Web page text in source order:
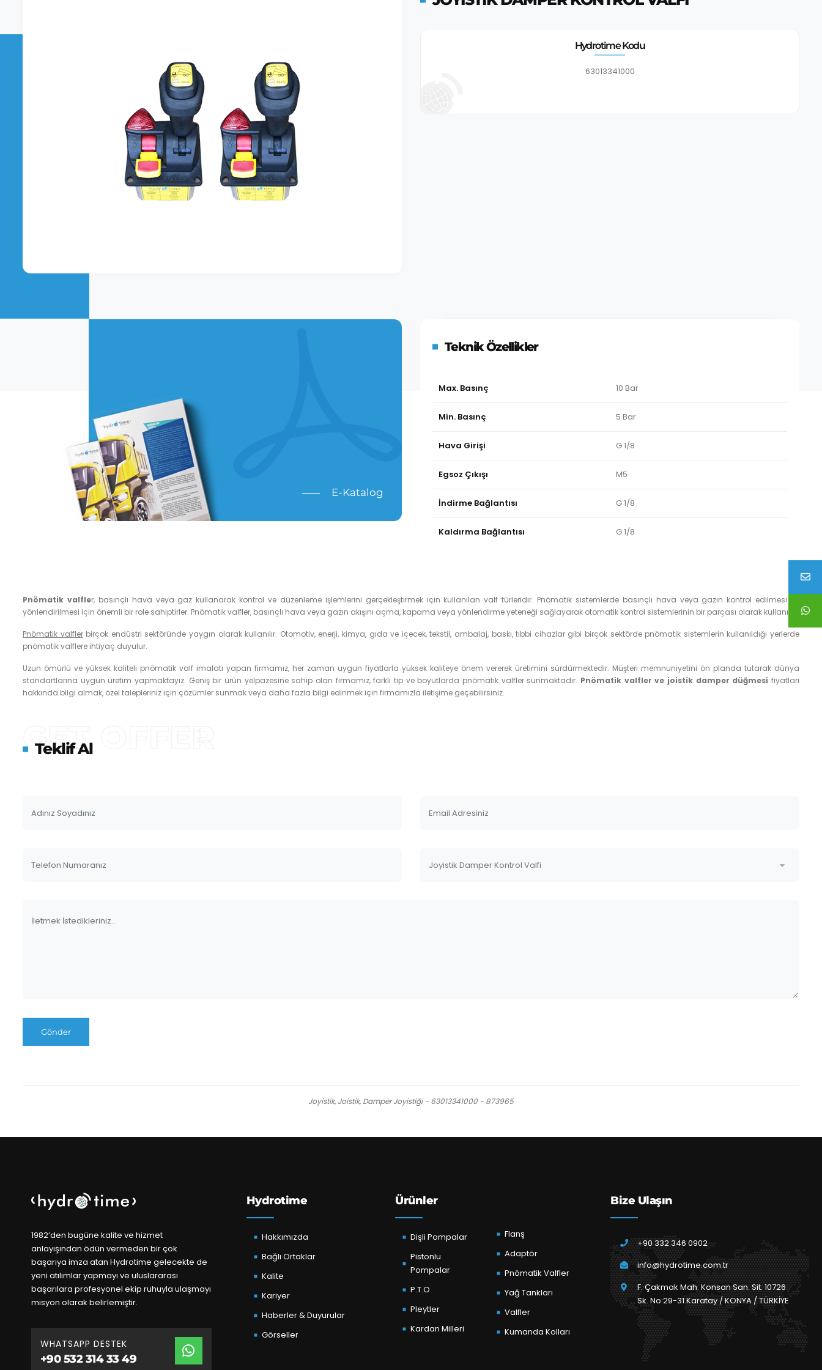
Hydrotime Kodu
63013341000
E-Katalog
Teknik Özellikler
Max. Basınç 10 Bar
Min. Basınç 5 Bar
Hava Girişi G 1/8
Egsoz Çıkışı M5
İndirme Bağlantısı G 1/8
Kaldırma Bağlantısı G 1/8
Pnömatik valfler, basınçlı hava veya gaz kullanarak kontrol ve düzenleme işlemlerini gerçekleştirmek için kullanılan valf türleridir. Pnömatik sistemlerde basınçlı hava veya gazın kontrol edilmesi ve
yönlendirilmesi için önemli bir role sahiptirler. Pnömatik valfler, basınçlı hava veya gazın akışını açma, kapama veya yönlendirme yeteneği sağlayarak otomatik kontrol sistemlerinin bir parçası olarak kullanılır.
Pnömatik valflerbirçok endüstri sektöründe yaygın olarak kullanılır. Otomotiv, enerji, kimya, gıda ve içecek, tekstil, ambalaj, baskı, tıbbi cihazlar gibi birçok sektörde pnömatik sistemlerin kullanıldığı yerlerde
pnömatik valflere ihtiyaç duyulur.
Uzun ömürlü ve yüksek kaliteli pnömatik valf imalatı yapan firmamız, her zaman uygun fiyatlarla yüksek kaliteye önem vererek üretimini sürdürmektedir. Müşteri memnuniyetini ön planda tutarak dünya
standartlarına uygun üretim yapmaktayız. Geniş bir ürün yelpazesine sahip olan firmamız, farklı tip ve boyutlarda pnömatik valfler sunmaktadır. Pnömatik valfler ve joistik damper düğmesi fiyatları
hakkında bilgi almak, özel talepleriniz için çözümler sunmak veya daha fazla bilgi edinmek için firmamızla iletişime geçebilirsiniz.
GET OFFER
Teklif Al
Joyistik, Joistik, Damper Joyistiği - 63013341000 - 873965
1982’den bugüne kalite ve hizmet
anlayışından ödün vermeden bir çok
başarıya imza atan Hydrotime gelecekte de
yeni atılımlar yapmayı ve uluslararası
başarılara profesyonel ekip ruhuyla ulaşmayı
misyon olarak belirlemiştir.
WHATSAPP DESTEK
+90 532 314 33 49
Hydrotime
Hakkımızda
Bağlı Ortaklar
Kalite
Kariyer
Haberler & Duyurular
Görseller
Ürünler
Dişli Pompalar
Pistonlu
Pompalar
P.T.O
Pleytler
Kardan Milleri
Flanş
Adaptör
Pnömatik Valfler
Yağ Tankları
Valfler
Kumanda Kolları
Bize Ulaşın
+90 332 346 0902
info@hydrotime.com.tr
F. Çakmak Mah. Konsan San. Sit. 10726
Sk. No:29-31 Karatay / KONYA / TÜRKİYE